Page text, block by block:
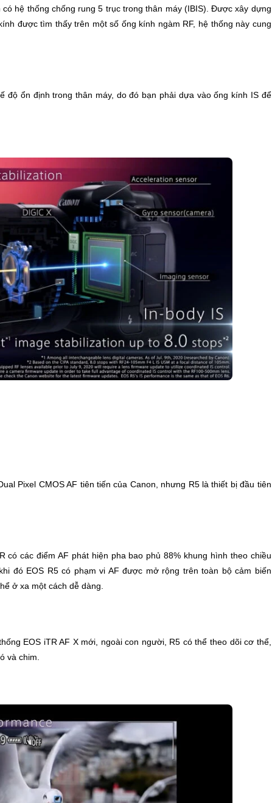
hệ thống chống rung 5 trục trong thân máy (IBIS). Được xây dựng
được tìm thấy trên một số ống kính ngàm RF, hệ thống này cung
độ ổn định trong thân máy, do đó bạn phải dựa vào ống kính IS để
Pixel CMOS AF tiên tiến của Canon, nhưng R5 là thiết bị đầu tiên
có các điểm AF phát hiện pha bao phủ 88% khung hình theo chiều
đó EOS R5 có phạm vi AF được mở rộng trên toàn bộ cảm biến
ở xa một cách dễ dàng.
EOS iTR AF X mới, ngoài con người, R5 có thể theo dõi cơ thể,
và chim.